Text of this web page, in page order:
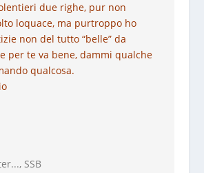
due righe, pur non
loquace, ma purtroppo ho
non del tutto “belle” da
per te va bene, dammi qualche
qualcosa.
, SSB